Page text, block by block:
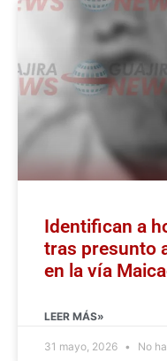
Identifican a
tras presunto
en la vía
LEER MÁS»
31 mayo, 2026 No